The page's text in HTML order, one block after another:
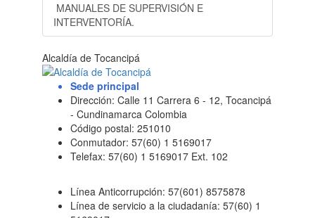
MANUALES DE SUPERVISIÓN E
INTERVENTORÍA.
Alcaldía de Tocancipá
Sede principal
Dirección: Calle 11 Carrera 6 - 12, Tocancipá
- Cundinamarca Colombia
Código postal: 251010
Conmutador: 57(60) 1 5169017
Telefax: 57(60) 1 5169017 Ext. 102
Línea Anticorrupción: 57(601) 8575878
Línea de servicio a la ciudadanía: 57(60) 1